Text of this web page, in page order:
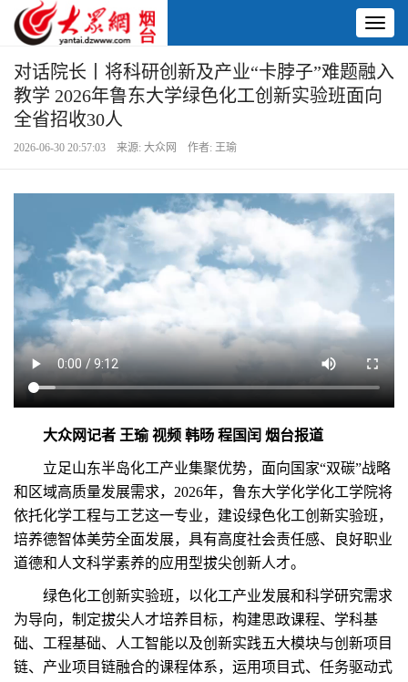
对话院长丨将科研创新及产业“卡脖子”难题融入
教学 2026年鲁东大学绿色化工创新实验班面向
全省招收30人
2026-06-30 20:57:03 来源: 大众网 作者: 王瑜
大众网记者 王瑜 视频 韩旸 程国闰 烟台报道
立足山东半岛化工产业集聚优势，面向国家“双碳”战略
和区域高质量发展需求，2026年，鲁东大学化学化工学院将
依托化学工程与工艺这一专业，建设绿色化工创新实验班，
培养德智体美劳全面发展，具有高度社会责任感、良好职业
道德和人文科学素养的应用型拔尖创新人才。
绿色化工创新实验班，以化工产业发展和科学研究需求
为导向，制定拔尖人才培养目标，构建思政课程、学科基
础、工程基础、人工智能以及创新实践五大模块与创新项目
链、产业项目链融合的课程体系，运用项目式、任务驱动式